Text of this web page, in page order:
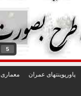
5
پاورپوينتهای عمران معماری